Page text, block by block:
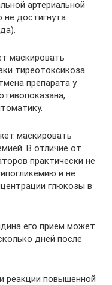
артериальной
не достигнута
маскировать
тиреотоксикоза
препарата у
маскировать
В отличие от
практически не
и не
глюкозы в
его прием может
дней после
реакции повышенной